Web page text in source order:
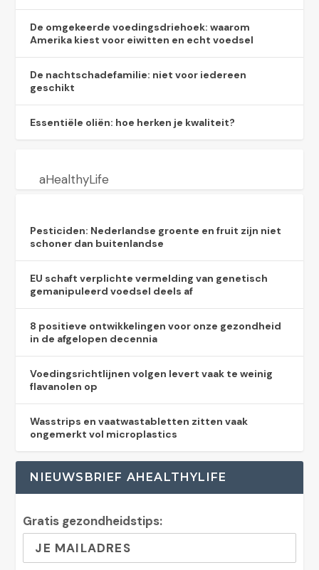
De omgekeerde voedingsdriehoek: waarom
Amerika kiest voor eiwitten en echt voedsel
De nachtschadefamilie: niet voor iedereen
geschikt
Essentiële oliën: hoe herken je kwaliteit?
aHealthyLife
Pesticiden: Nederlandse groente en fruit zijn niet
schoner dan buitenlandse
EU schaft verplichte vermelding van genetisch
gemanipuleerd voedsel deels af
8 positieve ontwikkelingen voor onze gezondheid
in de afgelopen decennia
Voedingsrichtlijnen volgen levert vaak te weinig
flavanolen op
Wasstrips en vaatwastabletten zitten vaak
ongemerkt vol microplastics
NIEUWSBRIEF AHEALTHYLIFE
Gratis gezondheidstips: